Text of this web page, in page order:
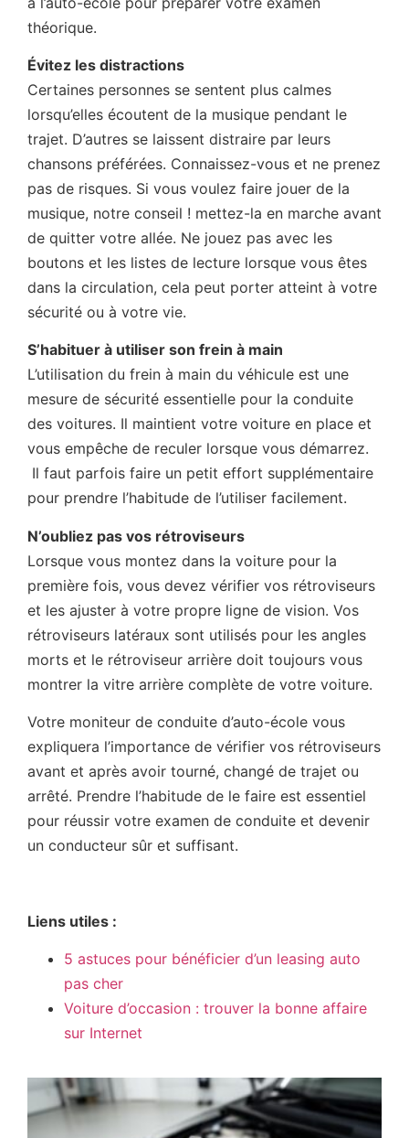
théorique.
Évitez les distractions
Certaines personnes se sentent plus calmes
lorsqu’elles écoutent de la musique pendant le
trajet. D’autres se laissent distraire par leurs
chansons préférées. Connaissez-vous et ne prenez
pas de risques. Si vous voulez faire jouer de la
musique, notre conseil ! mettez-la en marche avant
de quitter votre allée. Ne jouez pas avec les
boutons et les listes de lecture lorsque vous êtes
dans la circulation, cela peut porter atteint à votre
sécurité ou à votre vie.
S’habituer à utiliser son frein à main
L’utilisation du frein à main du véhicule est une
mesure de sécurité essentielle pour la conduite
des voitures. Il maintient votre voiture en place et
vous empêche de reculer lorsque vous démarrez.
Il faut parfois faire un petit effort supplémentaire
pour prendre l’habitude de l’utiliser facilement.
N’oubliez pas vos rétroviseurs
Lorsque vous montez dans la voiture pour la
première fois, vous devez vérifier vos rétroviseurs
et les ajuster à votre propre ligne de vision. Vos
rétroviseurs latéraux sont utilisés pour les angles
morts et le rétroviseur arrière doit toujours vous
montrer la vitre arrière complète de votre voiture.
Votre moniteur de conduite d’auto-école vous
expliquera l’importance de vérifier vos rétroviseurs
avant et après avoir tourné, changé de trajet ou
arrêté. Prendre l’habitude de le faire est essentiel
pour réussir votre examen de conduite et devenir
un conducteur sûr et suffisant.
Liens utiles :
5 astuces pour bénéficier d’un leasing auto
pas cher
Voiture d’occasion : trouver la bonne affaire
sur Internet